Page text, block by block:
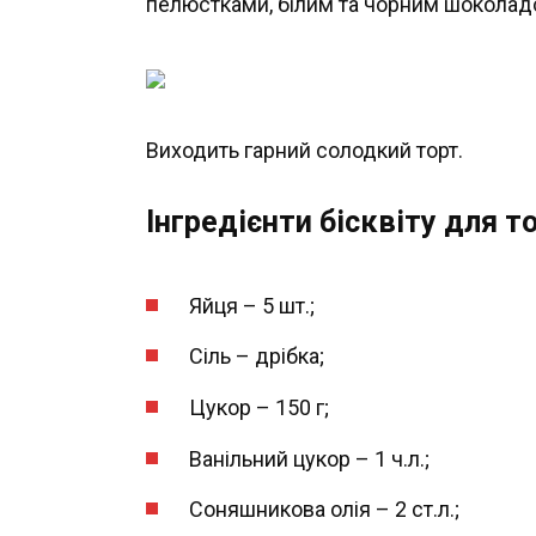
Виходить гарний солодкий торт.
Інгредієнти бісквіту для
Яйця – 5 шт.;
Сіль – дрібка;
Цукор – 150 г;
Ванільний цукор – 1 ч.л.;
Соняшникова олія – 2 ст.л.;